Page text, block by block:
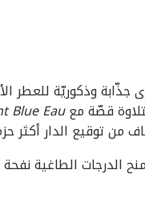
أخرى جذّابة وذكوريّة للعطر
Blue Eau
من توقيع الدار أكثر
الدرجات الطاغية نفحة